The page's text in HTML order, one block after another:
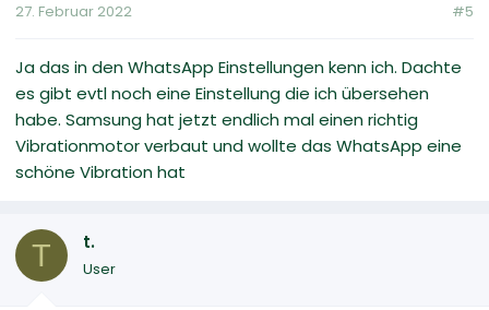
27. Februar 2022 #5
Ja das in den WhatsApp Einstellungen kenn ich. Dachte
es gibt evtl noch eine Einstellung die ich übersehen
habe. Samsung hat jetzt endlich mal einen richtig
Vibrationmotor verbaut und wollte das WhatsApp eine
schöne Vibration hat
T t.
User